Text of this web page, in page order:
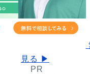
見る ▶
PR